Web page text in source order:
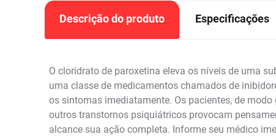
Descrição do produto Especificações
O cloridrato de paroxetina eleva os níveis de uma
uma classe de medicamentos chamados de
os sintomas imediatamente. Os pacientes, de
outros transtornos psiquiátricos provocam
alcance sua ação completa. Informe seu médico